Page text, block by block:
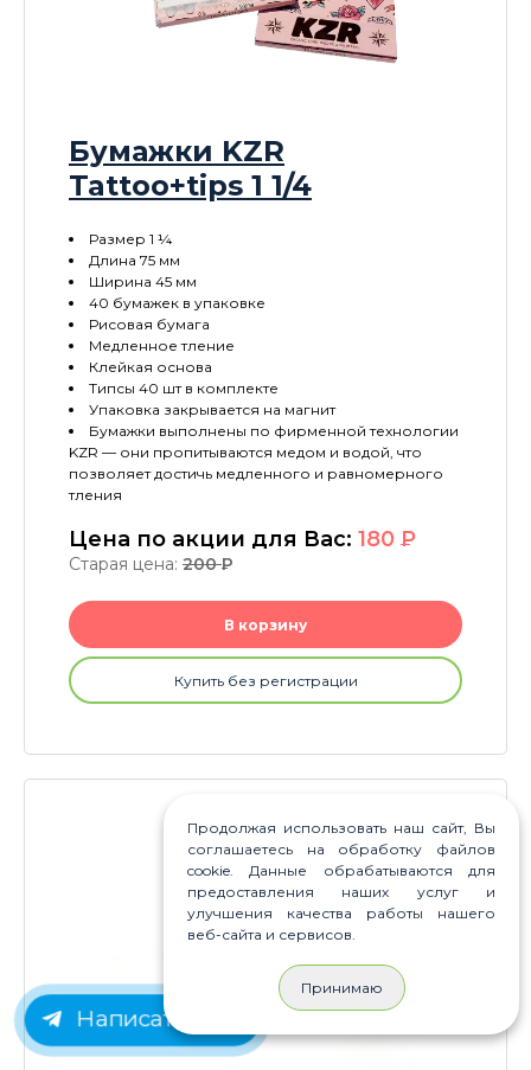
Бумажки KZR
Tattoo+tips 1 1/4
Размер 1 ¼
Длина 75 мм
Ширина 45 мм
40 бумажек в упаковке
Рисовая бумага
Медленное тление
Клейкая основа
Типсы 40 шт в комплекте
Упаковка закрывается на магнит
Бумажки выполнены по фирменной технологии
KZR — они пропитываются медом и водой, что
позволяет достичь медленного и равномерного
тления
Цена по акции для Вас: 180 P
Старая цена: 200P
В корзину
Купить без регистрации
Написать нам
Продолжая использовать наш сайт, Вы
соглашаетесь на обработку файлов
cookie. Данные обрабатываются для
предоставления наших услуг и
улучшения качества работы нашего
веб-сайта и сервисов.
Принимаю